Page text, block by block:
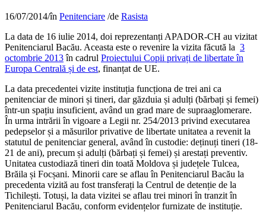
16/07/2014/în Penitenciare /de Rasista
La data de 16 iulie 2014, doi reprezentanți APADOR-CH au vizitat
Penitenciarul Bacău. Aceasta este o revenire la vizita făcută la 3
octombrie 2013în cadrul Proiectului Copii privați de libertate în
Europa Centrală și de est, finanțat de UE.
La data precedentei vizite instituția funcționa de trei ani ca
penitenciar de minori și tineri, dar găzduia și adulți (bărbați și femei)
într-un spațiu insuficient, având un grad mare de supraaglomerare.
În urma intrării în vigoare a Legii nr. 254/2013 privind executarea
pedepselor și a măsurilor privative de libertate unitatea a revenit la
statutul de penitenciar general, având în custodie: deținuți tineri (18-
21 de ani), precum și adulți (bărbați și femei) și arestați preventiv.
Unitatea custodiază tineri din toată Moldova și județele Tulcea,
Brăila și Focșani. Minorii care se aflau în Penitenciarul Bacău la
precedenta vizită au fost transferați la Centrul de detenție de la
Tichilești. Totuși, la data vizitei se aflau trei minori în tranzit în
Penitenciarul Bacău, conform evidențelor furnizate de instituție.